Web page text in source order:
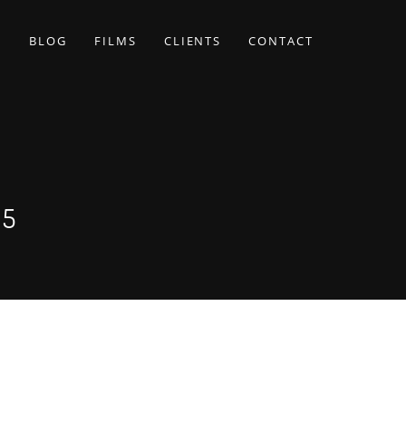
BLOG FILMS CLIENTS CONTACT